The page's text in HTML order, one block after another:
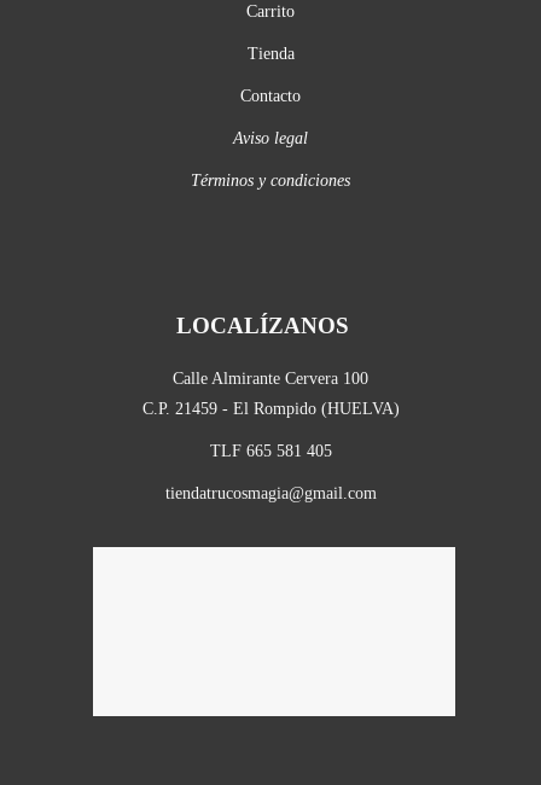
Carrito
Tienda
Contacto
Aviso legal
Términos y condiciones
LOCALÍZANOS
Calle Almirante Cervera 100
C.P. 21459 - El Rompido (HUELVA)
TLF 665 581 405
tiendatrucosmagia@gmail.com